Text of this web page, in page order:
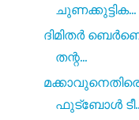
ചുണക്കുട്ടിക...
ദിമിതർ
തന്റ...
ഫുട്ബോൾ